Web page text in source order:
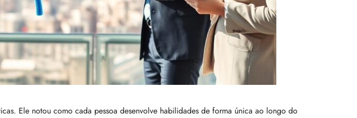
Ele notou como cada pessoa desenvolve habilidades de forma única ao longo do